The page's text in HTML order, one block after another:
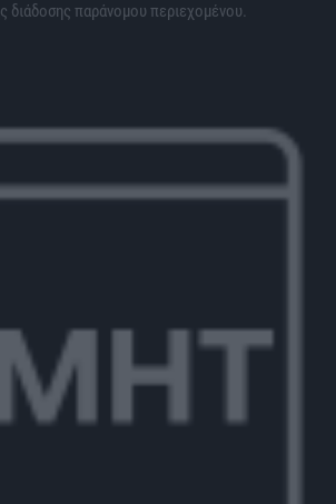
διάδοσης παράνομου περιεχομένου.